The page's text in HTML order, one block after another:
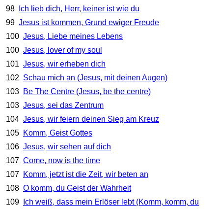
98
Ich lieb dich, Herr, keiner ist wie du
99 Jesus ist kommen, Grund ewiger Freude
100 Jesus, Liebe meines Lebens
100 Jesus, lover of my soul
101 Jesus, wir erheben dich
102 Schau mich an (Jesus, mit deinen Augen)
103 Be The Centre (Jesus, be the centre)
103 Jesus, sei das Zentrum
104 Jesus, wir feiern deinen Sieg am Kreuz
105 Komm, Geist Gottes
106 Jesus, wir sehen auf dich
107 Come, now is the time
107 Komm, jetzt ist die Zeit, wir beten an
108 O komm, du Geist der Wahrheit
109
Ich weiß, dass mein Erlöser lebt (Komm, komm, du